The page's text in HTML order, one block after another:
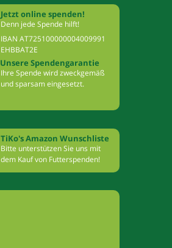
Jetzt online spenden!
Denn jede Spende hilft!
IBAN AT725100000004009991
EHBBAT2E
Unsere Spendengarantie
Ihre Spende wird zweckgemäß
und sparsam eingesetzt.
TiKo's Amazon Wunschliste
Bitte unterstützen Sie uns mit
dem Kauf von Futterspenden!